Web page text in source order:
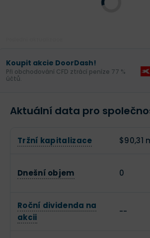
Koupit akcie DoorDash!
Při obchodování CFD ztrácí peníze 77 %
účtů.
Aktuální data pro
Tržní kapitalizace $90,31
Dnešní objem 0
Roční dividenda na
akcii
--